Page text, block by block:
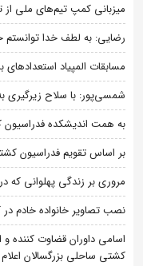
میزبانی کمپ تیم‌های ملی از
رضایی: به لطف خدا
مسابقات المپیاد
شمسی‌پور: با سلاح زیرگیری
به همت اندیشکده فدراسیون
بر اساس تقویم فدراسیون
مروری بر زندگی پهلوانی که
نصب تصاویر خانواده خادم
اسامی داوران قضاوت کننده
کشتی ساحلی بزرگسالان